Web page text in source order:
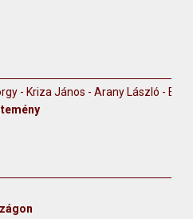
- Kriza János - Arany László -